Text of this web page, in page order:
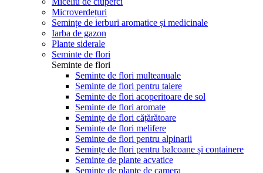
Microverdețuri
Semințe de ierburi aromatice și medicinale
Iarba de gazon
Plante siderale
Seminte de flori
Seminte de flori
Seminte de flori multeanuale
Seminte de flori pentru taiere
Seminte de flori acoperitoare de sol
Seminte de flori aromate
Semințe de flori cățărătoare
Seminte de flori melifere
Seminte de flori pentru alpinarii
Semințe de flori pentru balcoane și containere
Seminte de plante acvatice
Seminte de plante de camera